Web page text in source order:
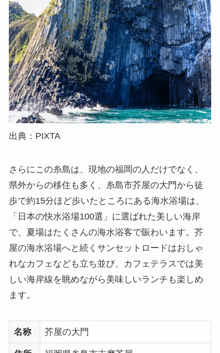
出典：PIXTA
さらにこの糸島は、現地の福岡の人だけでなく、
県外からの移住も多く、糸島市芥屋の大門から徒
歩で約15分ほど歩いたところにある海水浴場は、
「日本の快水浴場100選」に選ばれた美しい海岸
で、夏場はたくさんの海水浴客で賑わいます。芥
屋の海水浴場へと続くサンセットロードはおしゃ
れなカフェなども立ち並び、カフェテラスでは美
しい海岸線を眺めながら美味しいランチも楽しめ
ます。
名称 芥屋の大門